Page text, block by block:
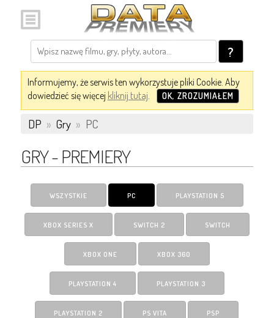
?
Informujemy, że serwis ten wykorzystuje pliki Cookie. Aby
dowiedzieć się więcej kliknij tutaj. OK, ZROZUMIAŁEM
DP » Gry » PC
GRY - PREMIERY
WSZYSTKIE PC PLAYSTATION 5
XBOX SERIES X SWITCH 2 SWITCH
XBOX ONE XBOX 360
PLAYSTATION 4 PLAYSTATION 3
PLAYSTATION 2 PS VITA PSP